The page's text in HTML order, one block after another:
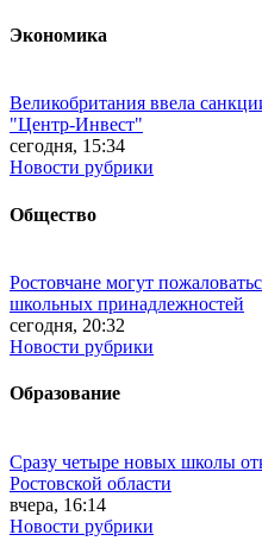
Экономика
Великобритания ввела
"Центр-Инвест"
сегодня, 15:34
Новости рубрики
Общество
Ростовчане могут
школьных принадлежностей
сегодня, 20:32
Новости рубрики
Образование
Сразу четыре новых школы
Ростовской области
вчера, 16:14
Новости рубрики